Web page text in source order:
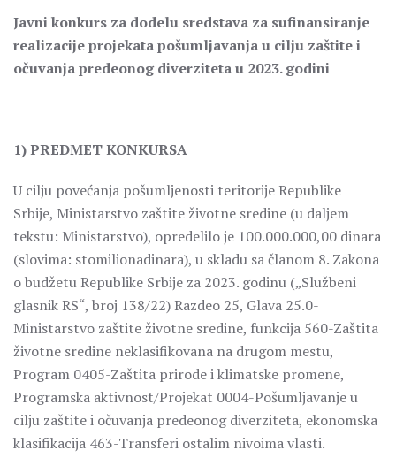
Javni konkurs za dodelu sredstava za sufinansiranje
realizacije projekata pošumljavanja u cilju zaštite i
očuvanja predeonog diverziteta u 2023. godini
1) PREDMET KONKURSA
U cilju povećanja pošumljenosti teritorije Republike
Srbije, Ministarstvo zaštite životne sredine (u daljem
tekstu: Ministarstvo), opredelilo je 100.000.000,00 dinara
(slovima: stomilionadinara), u skladu sa članom 8. Zakona
o budžetu Republike Srbije za 2023. godinu („Službeni
glasnik RS“, broj 138/22) Razdeo 25, Glava 25.0-
Ministarstvo zaštite životne sredine, funkcija 560-Zaštita
životne sredine neklasifikovana na drugom mestu,
Program 0405-Zaštita prirode i klimatske promene,
Programska aktivnost/Projekat 0004-Pošumljavanje u
cilju zaštite i očuvanja predeonog diverziteta, ekonomska
klasifikacija 463-Transferi ostalim nivoima vlasti.